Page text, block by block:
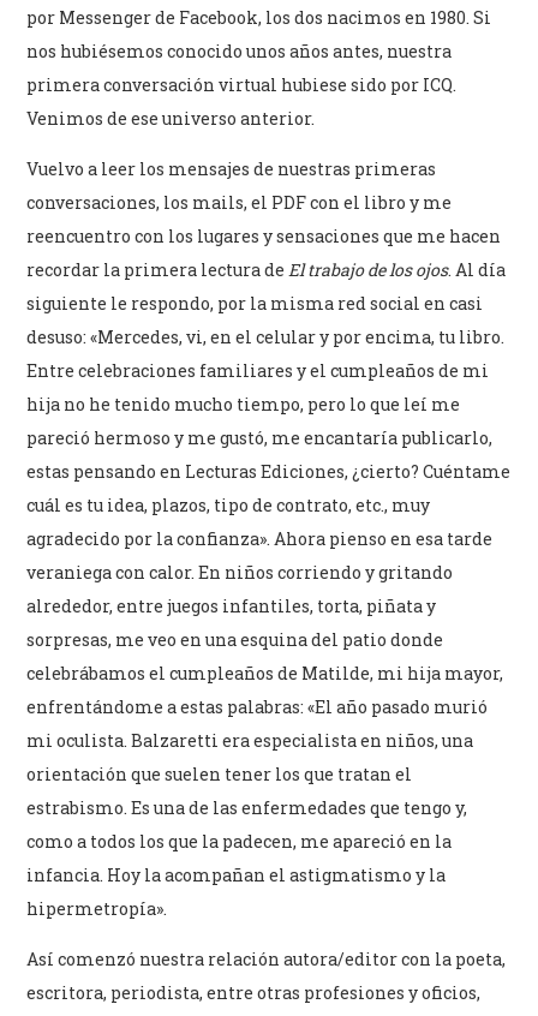
por Messenger de Facebook, los dos nacimos en 1980. Si
nos hubiésemos conocido unos años antes, nuestra
primera conversación virtual hubiese sido por ICQ.
Venimos de ese universo anterior.
Vuelvo a leer los mensajes de nuestras primeras
conversaciones, los mails, el PDF con el libro y me
reencuentro con los lugares y sensaciones que me hacen
recordar la primera lectura deEl trabajo de los ojos. Al día
siguiente le respondo, por la misma red social en casi
desuso: «Mercedes, vi, en el celular y por encima, tu libro.
Entre celebraciones familiares y el cumpleaños de mi
hija no he tenido mucho tiempo, pero lo que leí me
pareció hermoso y me gustó, me encantaría publicarlo,
estas pensando en Lecturas Ediciones, ¿cierto? Cuéntame
cuál es tu idea, plazos, tipo de contrato, etc., muy
agradecido por la confianza». Ahora pienso en esa tarde
veraniega con calor. En niños corriendo y gritando
alrededor, entre juegos infantiles, torta, piñata y
sorpresas, me veo en una esquina del patio donde
celebrábamos el cumpleaños de Matilde, mi hija mayor,
enfrentándome a estas palabras: «El año pasado murió
mi oculista. Balzaretti era especialista en niños, una
orientación que suelen tener los que tratan el
estrabismo. Es una de las enfermedades que tengo y,
como a todos los que la padecen, me apareció en la
infancia. Hoy la acompañan el astigmatismo y la
hipermetropía».
Así comenzó nuestra relación autora/editor con la poeta,
escritora, periodista, entre otras profesiones y oficios,